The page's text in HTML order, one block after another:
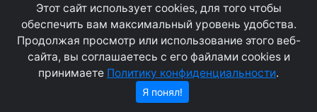
исполнение в максимальной степени, разрешенной
законом, а остальные положения настоящего
Соглашения останутся в полной силе и действии.
СВЯЖИТЕСЬ С НАМИ
Этот сайт использует cookies, для того чтобы
обеспечить вам максимальный уровень удобства.
Продолжая просмотр или использование этого веб-
сайта, вы соглашаетесь с его файлами cookies и
принимаете Политику конфиденциальности.
Я понял!